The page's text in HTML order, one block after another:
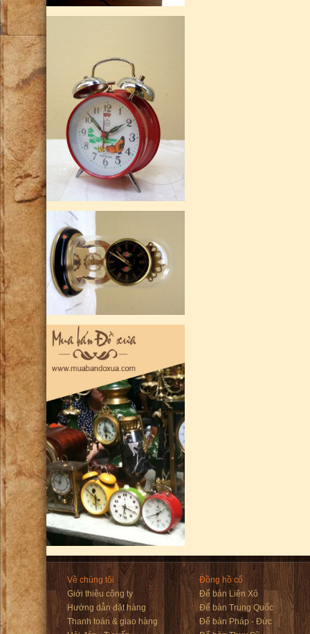
Về chúng tôi
Giới thiêu công ty
Hướng dẫn đặt hàng
Thanh toán & giao hàng
Đồng hồ cổ
Để bàn Liên Xô
Để bàn Trung Quốc
Để bàn Pháp - Đức